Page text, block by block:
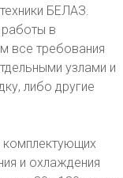
БЕЛАЗ.
работы в
все требования
узлами и
либо другие
комплектующих
и охлаждения